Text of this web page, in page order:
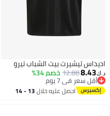
اديداس تيشيرت بيت الشباب تيرو
د.ك‏8.43
12.88خصم 34%
أقل سعر في 7 يوم
أقل سعر في 7 يوماحصل عليه خلال 13 - 14